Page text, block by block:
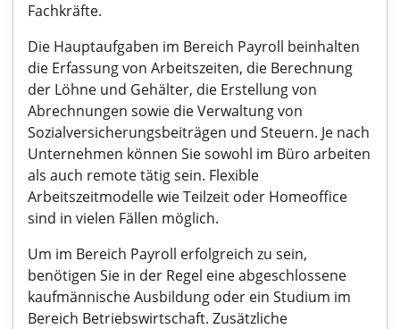
Fachkräfte.
Die Hauptaufgaben im Bereich Payroll beinhalten
die Erfassung von Arbeitszeiten, die Berechnung
der Löhne und Gehälter, die Erstellung von
Abrechnungen sowie die Verwaltung von
Sozialversicherungsbeiträgen und Steuern. Je nach
Unternehmen können Sie sowohl im Büro arbeiten
als auch remote tätig sein. Flexible
Arbeitszeitmodelle wie Teilzeit oder Homeoffice
sind in vielen Fällen möglich.
Um im Bereich Payroll erfolgreich zu sein,
benötigen Sie in der Regel eine abgeschlossene
kaufmännische Ausbildung oder ein Studium im
Bereich Betriebswirtschaft. Zusätzliche